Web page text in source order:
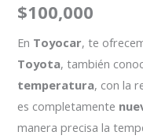
$100,000
En Toyocar, te
Toyota, también
temperatura, con la
es completamente
manera precisa la